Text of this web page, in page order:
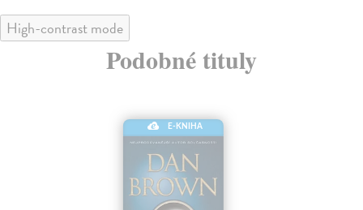
High-contrast mode
Podobné tituly
E-KNIHA